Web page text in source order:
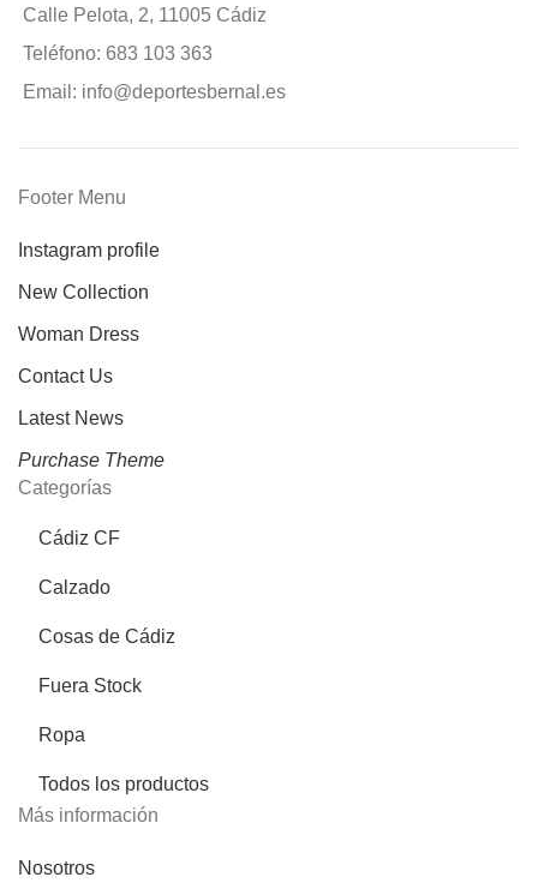
Calle Pelota, 2, 11005 Cádiz
Teléfono: 683 103 363
Email: info@deportesbernal.es
Footer Menu
Instagram profile
New Collection
Woman Dress
Contact Us
Latest News
Purchase Theme
Categorías
Cádiz CF
Calzado
Cosas de Cádiz
Fuera Stock
Ropa
Todos los productos
Más información
Nosotros